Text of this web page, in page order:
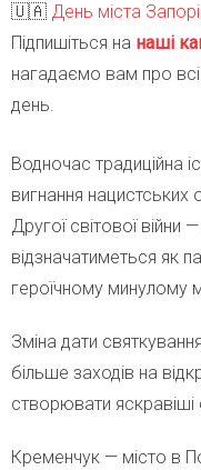
🇺🇦 День міста
Підпишіться на наші
нагадаємо вам про всі
день.
Водночас традиційна
вигнання нацистських
Другої світової війни
відзначатиметься як
героїчному минулому
Зміна дати
більше заходів на
створювати яскравіші
Кременчук — місто в